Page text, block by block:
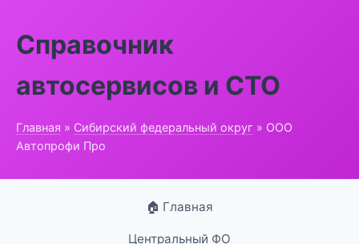
Справочник
автосервисов и СТО
Главная » Сибирский федеральный округ » ООО
Автопрофи Про
🏠 Главная
Центральный ФО